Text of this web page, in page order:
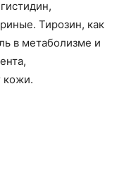
Тирозин, как
в метаболизме и
кожи.